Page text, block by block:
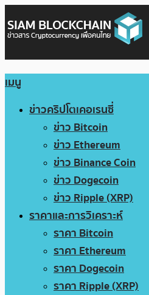
เมนู
ข่าวคริปโตเคอเรนซี่
ข่าว Bitcoin
ข่าว Ethereum
ข่าว Binance Coin
ข่าว Dogecoin
ข่าว Ripple (XRP)
ราคาและการวิเคราะห์
ราคา Bitcoin
ราคา Ethereum
ราคา Dogecoin
ราคา Ripple (XRP)